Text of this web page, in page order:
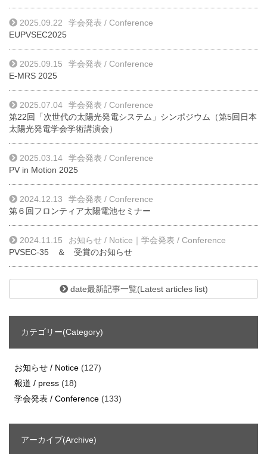
2025.09.22
学会発表 / Conference
EUPVSEC2025
2025.09.15
学会発表 / Conference
E-MRS 2025
2025.07.04
学会発表 / Conference
第22回「次世代の太陽光発電システム」シンポジウム（第5回日本
太陽光発電学会学術講演会）
2025.03.14
学会発表 / Conference
PV in Motion 2025
2024.12.13
学会発表 / Conference
第６回フロンティア太陽電池セミナー
2024.11.15 お知らせ / Notice
学会発表 / Conference
PVSEC-35 ＆ 受賞のお知らせ
date最新記事一覧(Latest articles list)
カテゴリー(Category)
お知らせ / Notice (127)
報道 / press (18)
学会発表 / Conference (133)
アーカイブ(Archive)